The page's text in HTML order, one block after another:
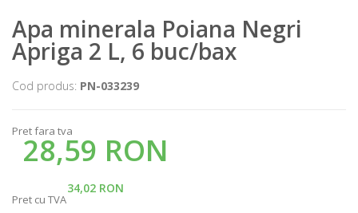
Apa minerala Poiana Negri
Apriga 2 L, 6 buc/bax
Cod produs: PN-033239
Pret fara tva
28,59 RON
34,02 RON
Pret cu TVA